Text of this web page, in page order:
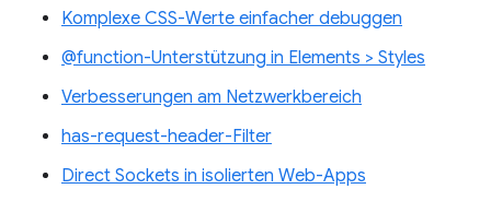
Komplexe CSS-Werte einfacher debuggen
@function-Unterstützung in Elements > Styles
Verbesserungen am Netzwerkbereich
has-request-header-Filter
Direct Sockets in isolierten Web-Apps